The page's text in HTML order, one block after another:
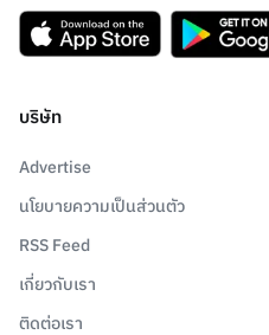
บริษัท
Advertise
นโยบายความเป็นส่วนตัว
RSS Feed
เกี่ยวกับเรา
ติดต่อเรา